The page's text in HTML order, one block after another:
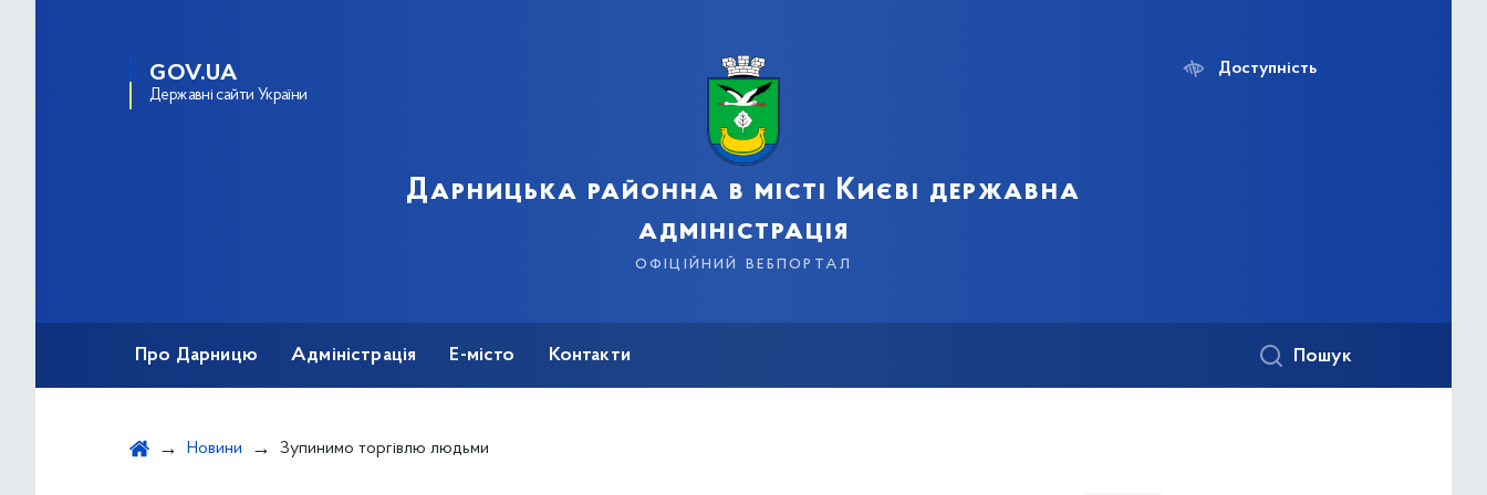
GOV.UA
Державні сайти України
Дарницька районна в місті Києві державна
адміністрація
офіційний вебпортал
Доступність
Про Дарницю Адміністрація Е-місто Контакти Пошук
Новини Зупинимо торгівлю людьми